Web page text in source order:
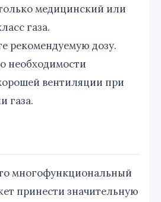
медицинский или
газа.
рекомендуемую дозу.
необходимости
вентиляции при
газа.
многофункциональный
принести значительную